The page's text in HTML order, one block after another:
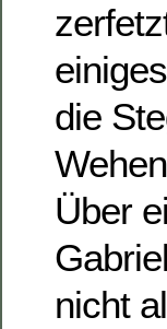
die
Über
nicht